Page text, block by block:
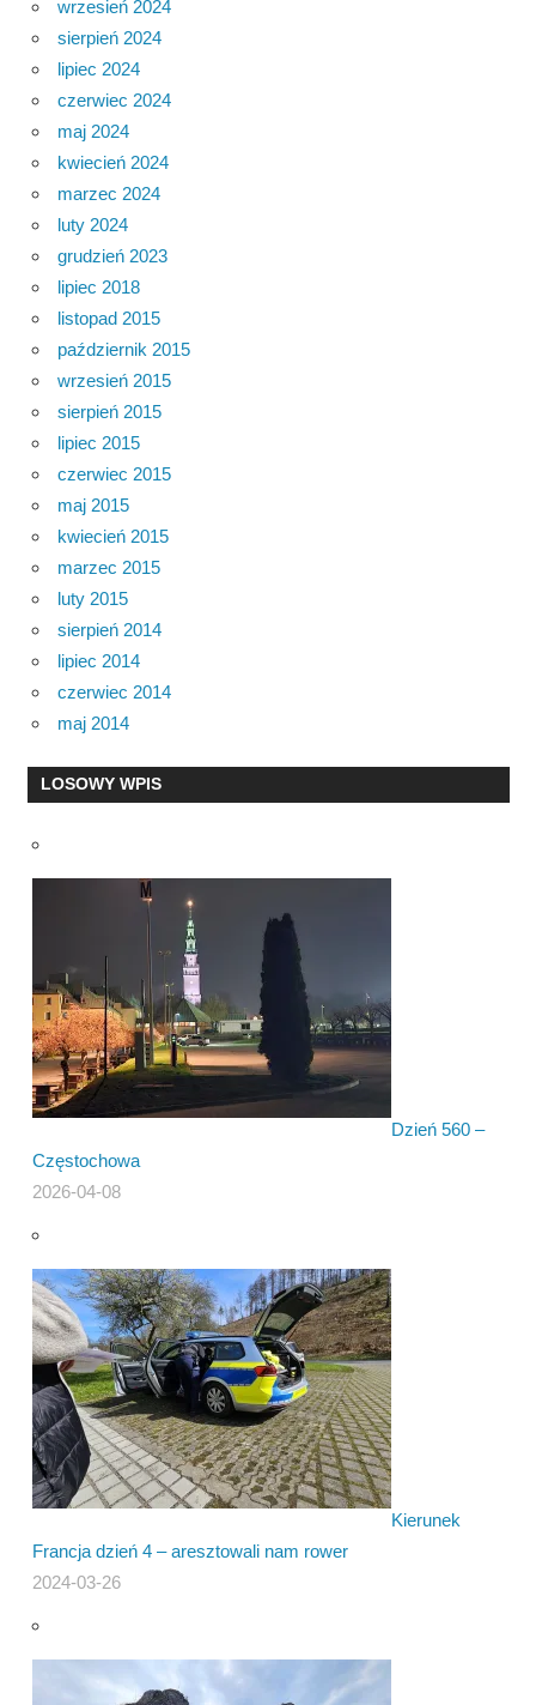
wrzesień 2024
sierpień 2024
lipiec 2024
czerwiec 2024
maj 2024
kwiecień 2024
marzec 2024
luty 2024
grudzień 2023
lipiec 2018
listopad 2015
październik 2015
wrzesień 2015
sierpień 2015
lipiec 2015
czerwiec 2015
maj 2015
kwiecień 2015
marzec 2015
luty 2015
sierpień 2014
lipiec 2014
czerwiec 2014
maj 2014
LOSOWY WPIS
Dzień 560 –
Częstochowa
2026-04-08
Kierunek
Francja dzień 4 – aresztowali nam rower
2024-03-26